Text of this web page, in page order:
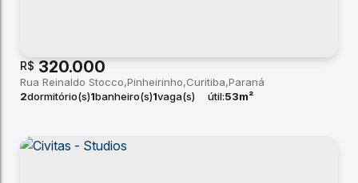
R$ 320.000
Rua Reinaldo Stocco Pinheirinho Curitiba Paraná
2dormitório(s)1banheiro(s)1vaga(s) útil:53m²